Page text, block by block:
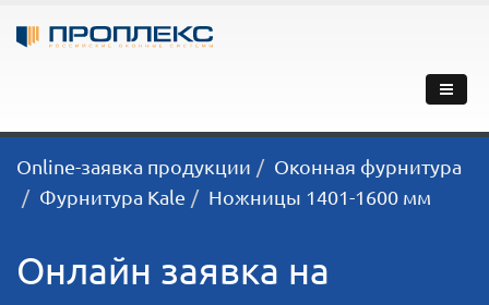
Online-заявка продукции
Оконная фурнитура
Фурнитура Kale
Ножницы 1401-1600 мм
Онлайн заявка на